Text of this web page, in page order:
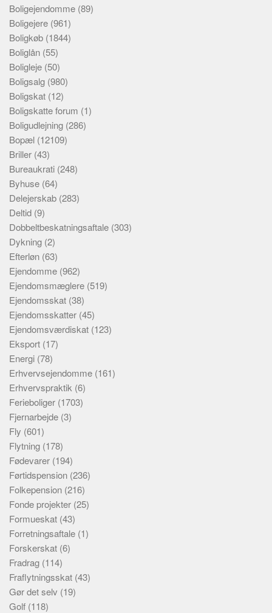
Boligejendomme (89)
Boligejere (961)
Boligkøb (1844)
Boliglån (55)
Boligleje (50)
Boligsalg (980)
Boligskat (12)
Boligskatte forum (1)
Boligudlejning (286)
Bopæl (12109)
Briller (43)
Bureaukrati (248)
Byhuse (64)
Delejerskab (283)
Deltid (9)
Dobbeltbeskatningsaftale (303)
Dykning (2)
Efterløn (63)
Ejendomme (962)
Ejendomsmæglere (519)
Ejendomsskat (38)
Ejendomsskatter (45)
Ejendomsværdiskat (123)
Eksport (17)
Energi (78)
Erhvervsejendomme (161)
Erhvervspraktik (6)
Ferieboliger (1703)
Fjernarbejde (3)
Fly (601)
Flytning (178)
Fødevarer (194)
Førtidspension (236)
Folkepension (216)
Fonde projekter (25)
Formueskat (43)
Forretningsaftale (1)
Forskerskat (6)
Fradrag (114)
Fraflytningsskat (43)
Gør det selv (19)
Golf (118)